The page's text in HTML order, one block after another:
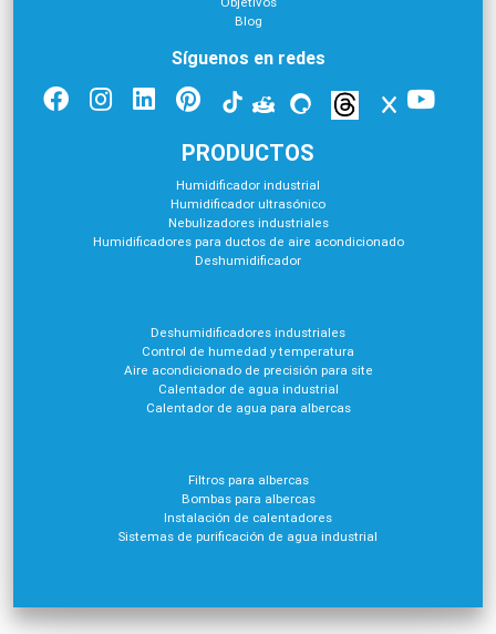
Blog
Síguenos en redes
PRODUCTOS
Humidificador industrial
Humidificador ultrasónico
Nebulizadores industriales
Humidificadores para ductos de aire acondicionado
Deshumidificador
Deshumidificadores industriales
Control de humedad y temperatura
Aire acondicionado de precisión para site
Calentador de agua industrial
Calentador de agua para albercas
Filtros para albercas
Bombas para albercas
Instalación de calentadores
Sistemas de purificación de agua industrial